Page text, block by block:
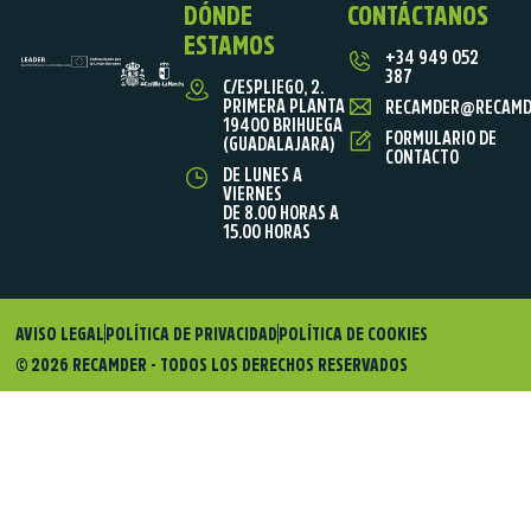
DÓNDE
ESTAMOS
C/ESPLIEGO, 2.
PRIMERA PLANTA
19400 BRIHUEGA
(GUADALAJARA)
DE LUNES A
VIERNES
DE 8.00 HORAS A
15.00 HORAS
CONTÁCTANOS
+34 949 052
387
FORMULARIO DE
CONTACTO
© 2026 RECAMDER - TODOS LOS DERECHOS RESERVADOS
AVISO LEGAL POLÍTICA DE PRIVACIDAD POLÍTICA DE COOKIES